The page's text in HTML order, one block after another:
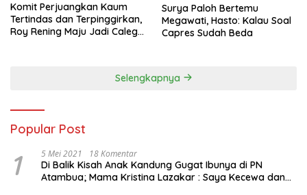
Komit Perjuangkan Kaum
Tertindas dan Terpinggirkan,
Roy Rening Maju Jadi Caleg
Surya Paloh Bertemu
Megawati, Hasto: Kalau Soal
Capres Sudah Beda
Selengkapnya
Popular Post
1 5 Mei 2021 18 Komentar
Di Balik Kisah Anak Kandung Gugat Ibunya di PN
Atambua; Mama Kristina Lazakar : Saya Kecewa dan